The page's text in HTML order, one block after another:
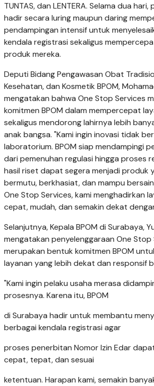
TUNTAS, dan LENTERA. Selama dua
hadir secara luring maupun daring
pendampingan intensif untuk
kendala registrasi sekaligus
produk mereka.
Deputi Bidang Pengawasan Obat
Kesehatan, dan Kosmetik BPOM,
mengatakan bahwa One Stop Services
komitmen BPOM dalam mempercepat
sekaligus mendorong lahirnya lebih
anak bangsa. "Kami ingin inovasi tidak
laboratorium. BPOM siap mendampingi
dari pemenuhan regulasi hingga proses
hasil riset dapat segera menjadi produk
bermutu, berkhasiat, dan mampu
One Stop Services, kami menghadirkan
cepat, mudah, dan semakin dekat
Selanjutnya, Kepala BPOM di Surabaya,
mengatakan penyelenggaraan One Stop
merupakan bentuk komitmen BPOM
layanan yang lebih dekat dan responsif
"Kami ingin pelaku usaha merasa
prosesnya. Karena itu, BPOM
di Surabaya hadir untuk membantu
berbagai kendala registrasi agar
proses penerbitan Nomor Izin Edar
cepat, tepat, dan sesuai
ketentuan. Harapan kami, semakin